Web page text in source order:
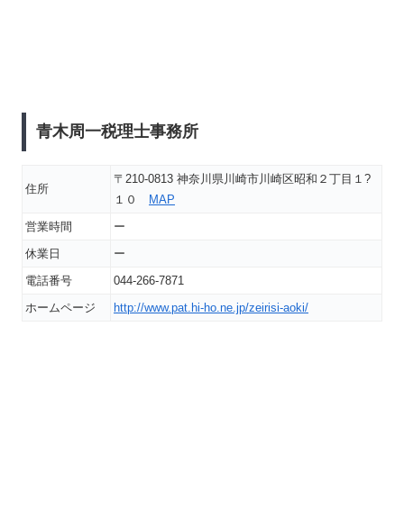
青木周一税理士事務所
住所
〒210-0813 神奈川県川崎市川崎区昭和２丁目１?
１０ MAP
営業時間
ー
休業日
ー
電話番号
044-266-7871
ホームページ
http://www.pat.hi-ho.ne.jp/zeirisi-aoki/